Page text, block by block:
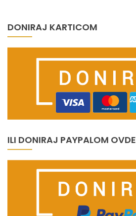
DONIRAJ KARTICOM
ILI DONIRAJ PAYPALOM OVDE